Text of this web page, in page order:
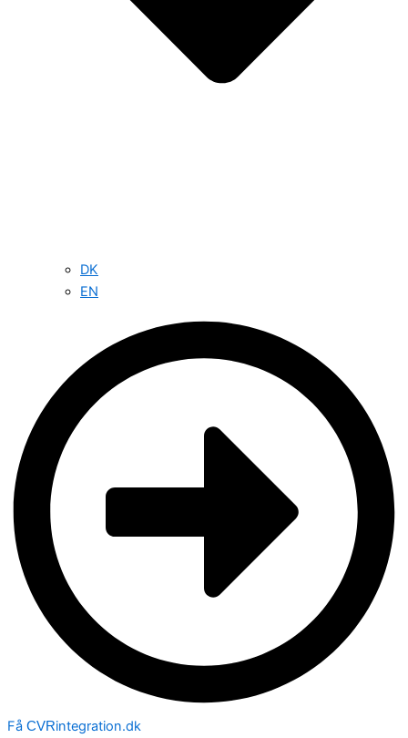
DK
EN
Få CVRintegration.dk